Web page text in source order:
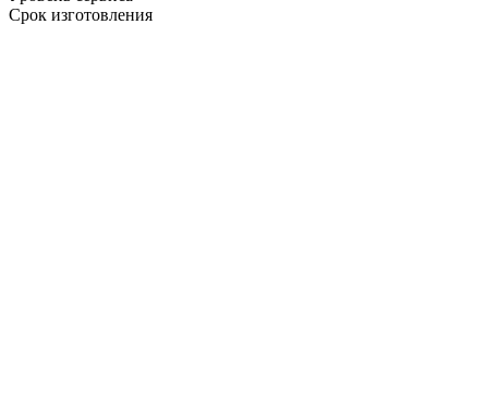
Срок изготовления